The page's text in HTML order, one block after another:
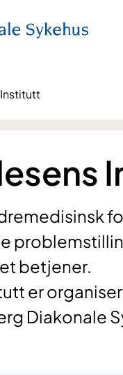
betjener.
er
Diakonale